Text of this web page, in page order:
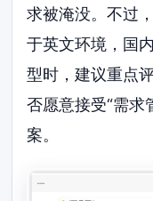
求被淹没。不过
于英文环境，国
型时，建议重点
否愿意接受“需求
案。